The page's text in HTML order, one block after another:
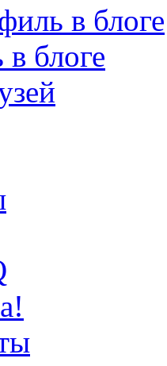
в блоге
в блоге